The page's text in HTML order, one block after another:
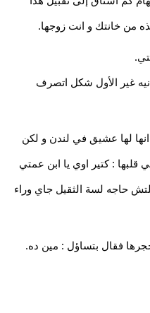
من خانتك و انت زوجها.
غير الأول شكل اتصرف
لها عشيق في لندن و لكن
: كتير اوي يا ابن عمتي
حاجه لسة الثقيل جاي وراء
فقال بتساؤل : مين ده.